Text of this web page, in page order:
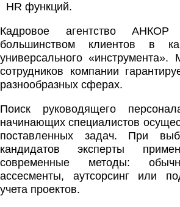
HR функций.
Кадровое агентство АНКОР
большинством клиентов в
универсального «инструмента».
сотрудников компании
разнообразных сферах.
Поиск руководящего
начинающих специалистов
поставленных задач. При
кандидатов эксперты
современные методы:
ассесменты, аутсорсинг или
учета проектов.